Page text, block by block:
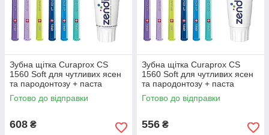
Зубна щітка Curaprox CS
1560 Soft для чутливих ясен
та пародонтозу + паста
Zendium Extra Fresh свіжість
та захист
Готово до відправки
608 ₴
Зубна щітка Curaprox CS
1560 Soft для чутливих ясен
та пародонтозу + паста
Zendium Classic для здоров'я
зубів та ясен
Готово до відправки
556 ₴